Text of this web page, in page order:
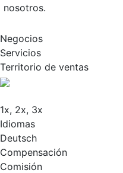
nosotros.
Negocios
Servicios
Territorio de ventas
1x, 2x, 3x
Idiomas
Deutsch
Compensación
Comisión